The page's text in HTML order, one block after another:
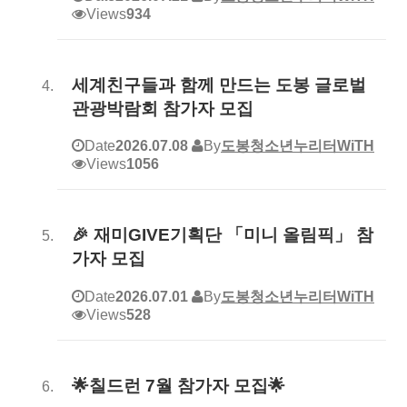
Views934
세계친구들과 함께 만드는 도봉 글로벌
관광박람회 참가자 모집
Date2026.07.08 By도봉청소년누리터WiTH
Views1056
🎉 재미GIVE기획단 「미니 올림픽」 참
가자 모집
Date2026.07.01 By도봉청소년누리터WiTH
Views528
🌟칠드런 7월 참가자 모집🌟